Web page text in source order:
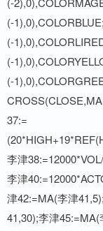
(-
(-
(-
(-
37:=
李津
李津
津42:=MA(李津
41,30);李津